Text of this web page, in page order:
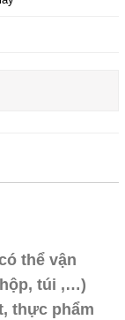
thể vận
túi ,…)
thực phẩm